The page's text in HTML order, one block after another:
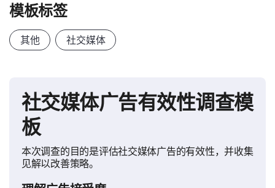
模板标签
其他 社交媒体
社交媒体广告有效性调查模
板
本次调查的目的是评估社交媒体广告的有效性，并收集
见解以改善策略。